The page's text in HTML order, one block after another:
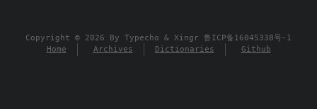
Copyright © 2026 By Typecho & Xingr
鲁ICP备16045338号-1
Home
Archives Dictionaries Github